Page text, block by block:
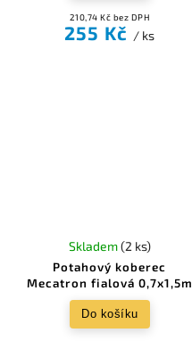
210,74 Kč bez DPH
255 Kč / ks
Potahový koberec
Mecatron fialová 0,7x1,5m
Skladem(2 ks)
Do košíku